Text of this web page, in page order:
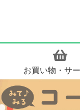
お買い物・ サ